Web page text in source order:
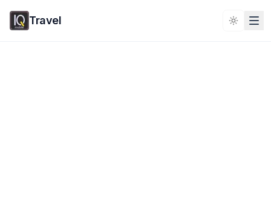
Travel Toggle